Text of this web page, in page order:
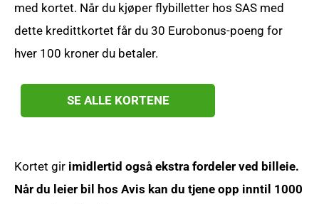
med kortet. Når du kjøper flybilletter hos SAS med
dette kredittkortet får du 30 Eurobonus-poeng for
hver 100 kroner du betaler.
SE ALLE KORTENE
Kortet gir imidlertid også ekstra fordeler ved billeie.
Når du leier bil hos Avis kan du tjene opp inntil 1000